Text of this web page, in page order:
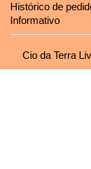
Histórico de
Informativo
Cio da Terra